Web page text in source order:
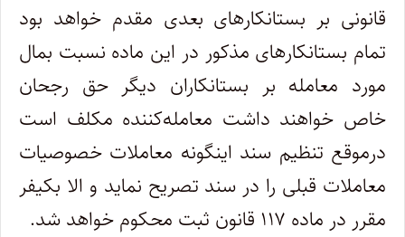
قانونی بر بستانکارهای بعدی مقدم خواهد بود
تمام بستانکارهای مذکور در این ماده نسبت بمال
مورد معامله بر بستانکاران دیگر حق رجحان
خاص خواهند داشت معامله‌کننده مکلف است
در‌موقع تنظیم سند اینگونه معاملات خصوصیات
معاملات قبلی را در سند تصریح نماید و الا بکیفر
مقرر در ماده ۱۱۷ قانون ثبت محکوم خواهد شد.